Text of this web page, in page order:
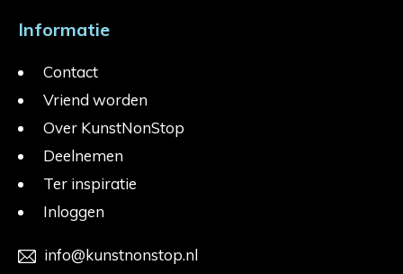
Informatie
Contact
Vriend worden
Over KunstNonStop
Deelnemen
Ter inspiratie
Inloggen
info@kunstnonstop.nl